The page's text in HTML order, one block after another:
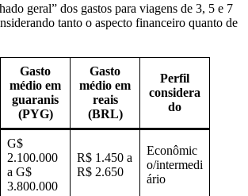
geral” dos gastos para viagens de 3, 5 e 7
tanto o aspecto financeiro quanto de
Gasto
médio em
guaranis
(PYG)
Gasto
médio em
reais
(BRL)
Perfil
considera
do
G$
2.100.000
a G$
3.800.000
R$ 1.450 a
R$ 2.650
Econômic
o/intermedi
ário